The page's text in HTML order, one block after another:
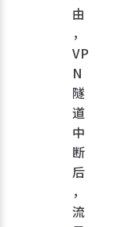
由
，
VP
N
隧
道
中
断
后
，
流